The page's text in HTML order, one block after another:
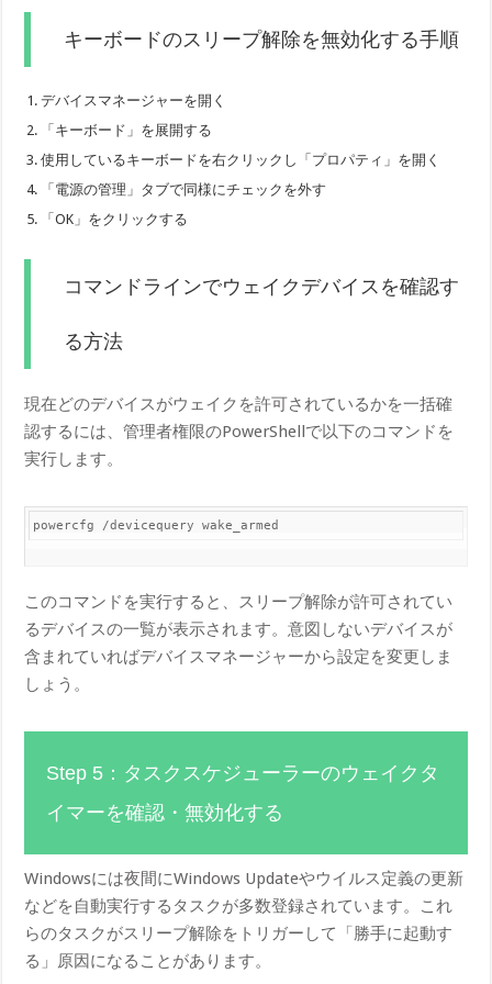
キーボードのスリープ解除を無効化する手順
デバイスマネージャーを開く
「キーボード」を展開する
使用しているキーボードを右クリックし「プロパティ」を開く
「電源の管理」タブで同様にチェックを外す
「OK」をクリックする
コマンドラインでウェイクデバイスを確認す
る方法
現在どのデバイスがウェイクを許可されているかを一括確
認するには、管理者権限のPowerShellで以下のコマンドを
実行します。
powercfg /devicequery wake_armed
このコマンドを実行すると、スリープ解除が許可されてい
るデバイスの一覧が表示されます。意図しないデバイスが
含まれていればデバイスマネージャーから設定を変更しま
しょう。
Step 5：タスクスケジューラーのウェイクタ
イマーを確認・無効化する
Windowsには夜間にWindows Updateやウイルス定義の更新
などを自動実行するタスクが多数登録されています。これ
らのタスクがスリープ解除をトリガーして「勝手に起動す
る」原因になることがあります。